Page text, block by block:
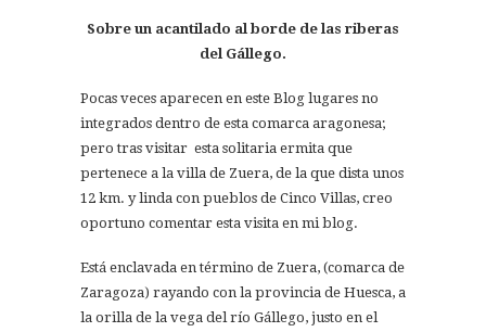
Sobre un acantilado al borde de las riberas
del Gállego.
Pocas veces aparecen en este Blog lugares no
integrados dentro de esta comarca aragonesa;
pero tras visitar esta solitaria ermita que
pertenece a la villa de Zuera, de la que dista unos
12 km. y linda con pueblos de Cinco Villas, creo
oportuno comentar esta visita en mi blog.
Está enclavada en término de Zuera, (comarca de
Zaragoza) rayando con la provincia de Huesca, a
la orilla de la vega del río Gállego, justo en el